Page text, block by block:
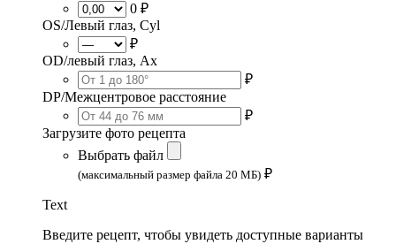
0 ₽
OS/Левый глаз, Cyl
₽
OD/левый глаз, Ax
₽
DP/Межцентровое расстояние
₽
Загрузите фото рецепта
Выбрать файл
(максимальный размер файла 20 МБ) ₽
Text
Введите рецепт, чтобы увидеть доступные варианты